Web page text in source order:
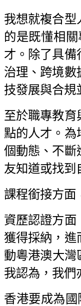
我想就複合型
的是既懂相
才。除了具備
治理、跨境數
技發展與合規
至於職專教
點的人才。為
個動態、不斷
友知道或找到
課程銜接方面
資歷認證方面
獲得採納，進
動粵港澳大灣
我認為，我們
香港要成為